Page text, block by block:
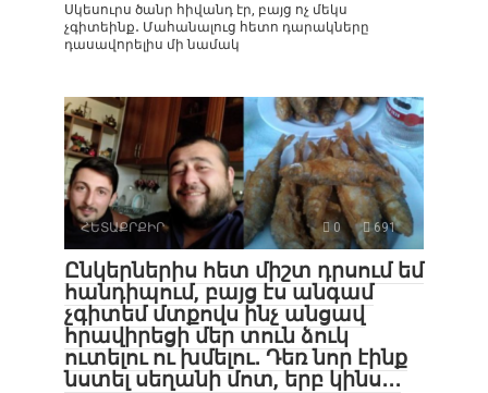
Սկեսուրս ծանր հիվանդ էր, բայց ոչ մեկս
չգիտեինք․ Մահանալուց հետո դարակները
դասավորելիս մի նամակ
ՀԵՏԱՔՐՔԻՐ 0 691
Ընկերներիս հետ միշտ դրսում եմ
հանդիպում, բայց էս անգամ
չգիտեմ մտքովս ինչ անցավ
հրավիրեցի մեր տուն ձուկ
ուտելու ու խմելու․ Դեռ նոր էինք
նստել սեղանի մոտ, երբ կինս․․․